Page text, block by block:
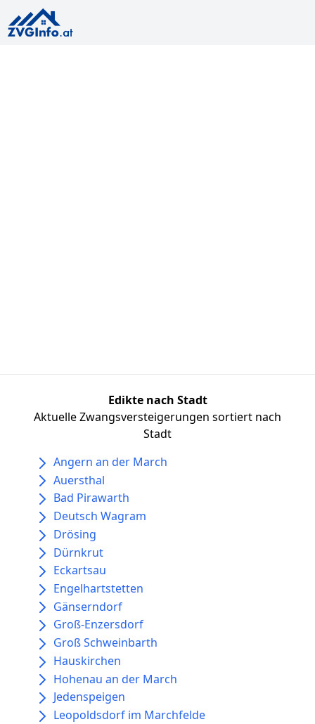
Edikte nach Stadt
Aktuelle Zwangsversteigerungen sortiert nach
Stadt
Angern an der March
Auersthal
Bad Pirawarth
Deutsch Wagram
Drösing
Dürnkrut
Eckartsau
Engelhartstetten
Gänserndorf
Groß-Enzersdorf
Groß Schweinbarth
Hauskirchen
Hohenau an der March
Jedenspeigen
Leopoldsdorf im Marchfelde